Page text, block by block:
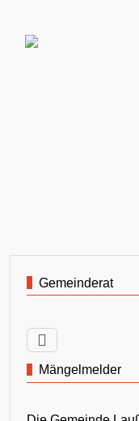
Gemeinderat
Mängelmelder